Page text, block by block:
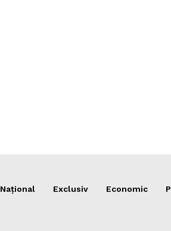
Național Exclusiv Economic